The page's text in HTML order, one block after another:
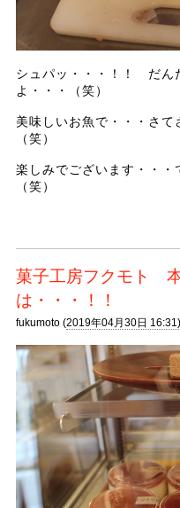
シュパッ・・・！！ だん
よ・・・（笑）
美味しいお魚で・・・さて
（笑）
楽しみでございます・・・
（笑）
菓子工房フクモト
は・・・！！
fukumoto (2019年04月30日 16:31)